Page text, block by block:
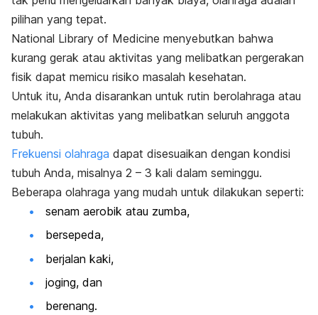
pilihan yang tepat.
National Library of Medicine menyebutkan bahwa
kurang gerak atau aktivitas yang melibatkan pergerakan
fisik dapat memicu risiko masalah kesehatan.
Untuk itu, Anda disarankan untuk rutin berolahraga atau
melakukan aktivitas yang melibatkan seluruh anggota
tubuh.
Frekuensi olahraga dapat disesuaikan dengan kondisi
tubuh Anda, misalnya 2 – 3 kali dalam seminggu.
Beberapa olahraga yang mudah untuk dilakukan seperti:
senam aerobik atau zumba,
bersepeda,
berjalan kaki,
joging, dan
berenang.